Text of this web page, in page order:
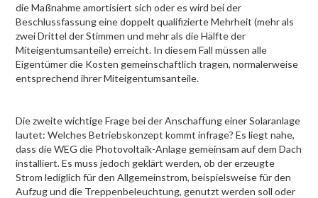
die Maßnahme amortisiert sich oder es wird bei der
Beschlussfassung eine doppelt qualifizierte Mehrheit (mehr als
zwei Drittel der Stimmen und mehr als die Hälfte der
Miteigentumsanteile) erreicht. In diesem Fall müssen alle
Eigentümer die Kosten gemeinschaftlich tragen, normalerweise
entsprechend ihrer Miteigentumsanteile.
Die zweite wichtige Frage bei der Anschaffung einer Solaranlage
lautet: Welches Betriebskonzept kommt infrage? Es liegt nahe,
dass die WEG die Photovoltaik-Anlage gemeinsam auf dem Dach
installiert. Es muss jedoch geklärt werden, ob der erzeugte
Strom lediglich für den Allgemeinstrom, beispielsweise für den
Aufzug und die Treppenbeleuchtung, genutzt werden soll oder